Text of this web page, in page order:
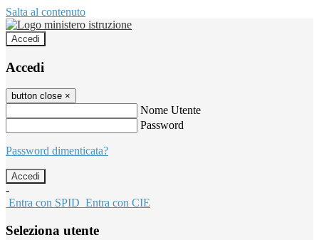
Salta al contenuto
Accedi
Accedi
button close ×
Nome Utente
Password
Password dimenticata?
-
Entra con SPID Entra con CIE
Seleziona utente